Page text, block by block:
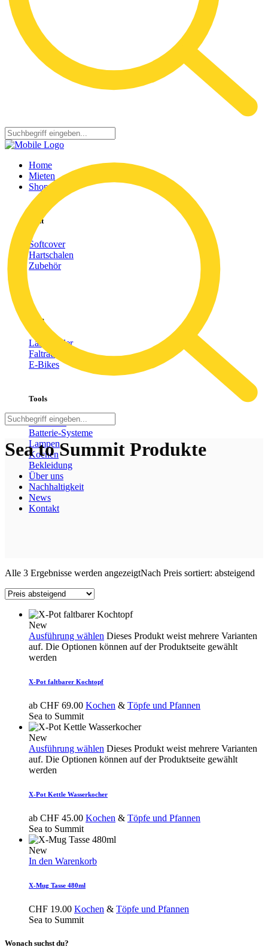
Home
Mieten
Shop
Tent
Softcover
Hartschalen
Zubehör
Bike
Lastenräder
Faltrad
E-Bikes
Tools
Heizlüfter
Batterie-Systeme
Lampen
Kochen
Bekleidung
Über uns
Nachhaltigkeit
News
Kontakt
Sea to Summit Produkte
Alle 3 Ergebnisse werden angezeigtNach Preis sortiert: absteigend
New
Ausführung wählen Dieses Produkt weist mehrere Varianten
auf. Die Optionen können auf der Produktseite gewählt
werden
X-Pot faltbarer Kochtopf
ab CHF 69.00 Kochen & Töpfe und Pfannen
Sea to Summit
New
Ausführung wählen Dieses Produkt weist mehrere Varianten
auf. Die Optionen können auf der Produktseite gewählt
werden
X-Pot Kettle Wasserkocher
ab CHF 45.00 Kochen & Töpfe und Pfannen
Sea to Summit
New
In den Warenkorb
X-Mug Tasse 480ml
CHF 19.00 Kochen & Töpfe und Pfannen
Sea to Summit
Wonach suchst du?